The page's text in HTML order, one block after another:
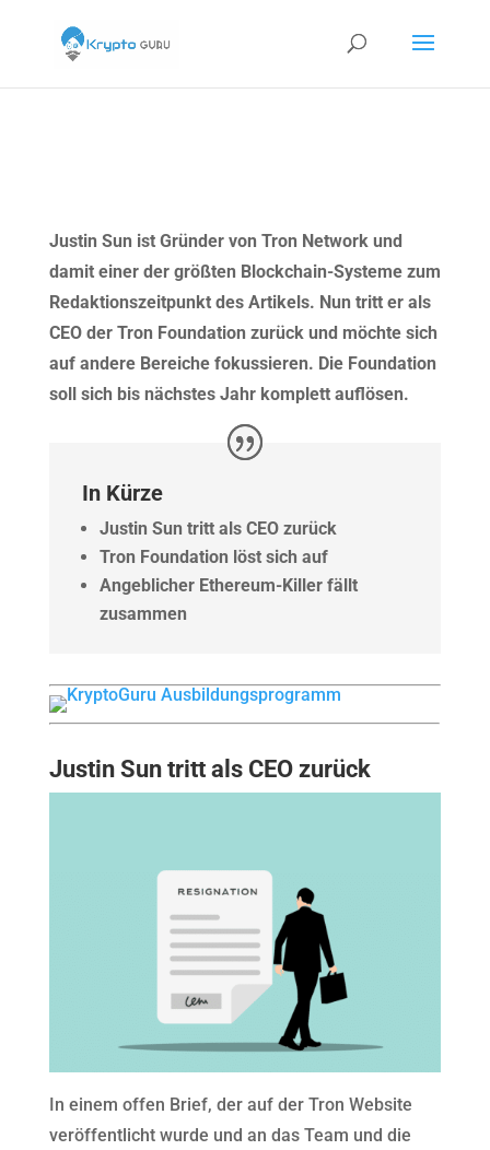
Justin Sun ist Gründer von Tron Network und
damit einer der größten Blockchain-Systeme zum
Redaktionszeitpunkt des Artikels. Nun tritt er als
CEO der Tron Foundation zurück und möchte sich
auf andere Bereiche fokussieren. Die Foundation
soll sich bis nächstes Jahr komplett auflösen.
In Kürze
Justin Sun tritt als CEO zurück
Tron Foundation löst sich auf
Angeblicher Ethereum-Killer fällt
zusammen
Justin Sun tritt als CEO zurück
In einem offen Brief, der auf der Tron Website
veröffentlicht wurde und an das Team und die